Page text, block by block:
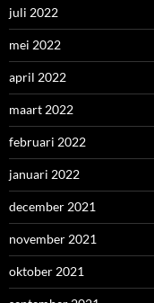
juli 2022
mei 2022
april 2022
maart 2022
februari 2022
januari 2022
december 2021
november 2021
oktober 2021